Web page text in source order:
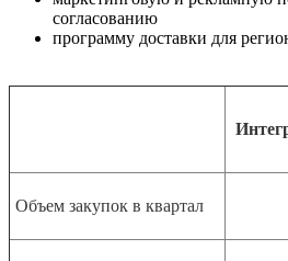
согласованию
программу доставки для
Объем закупок в квартал